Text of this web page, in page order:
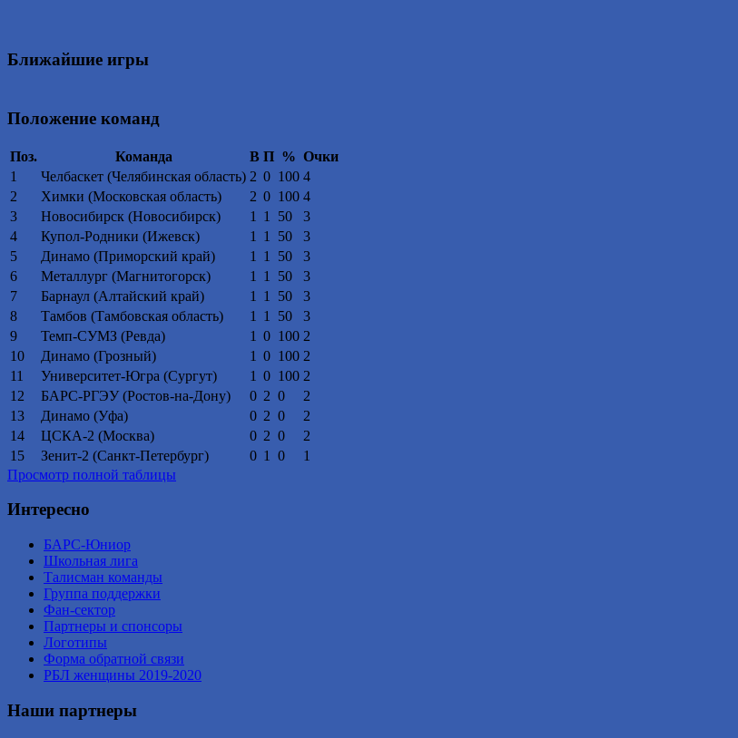
Ближайшие игры
Положение команд
Поз. Команда В П % Очки
1
Челбаскет (Челябинская область) 2 0 100 4
2
Химки (Московская область) 2 0 100 4
3
Новосибирск (Новосибирск) 1 1 50
3
4
Купол-Родники (Ижевск) 1 1 50
3
5
Динамо (Приморский край) 1 1 50
3
6
Металлург (Магнитогорск) 1 1 50
3
7
Барнаул (Алтайский край) 1 1 50
3
8
Тамбов (Тамбовская область) 1 1 50
3
9
Темп-СУМЗ (Ревда) 1 0 100 2
10
Динамо (Грозный) 1 0 100 2
11
Университет-Югра (Сургут) 1 0 100 2
12
БАРС-РГЭУ (Ростов-на-Дону) 0 2 0
2
13
Динамо (Уфа) 0 2 0
2
14
ЦСКА-2 (Москва) 0 2 0
2
15
Зенит-2 (Санкт-Петербург) 0 1 0
1
Просмотр полной таблицы
Интересно
БАРС-Юниор
Школьная лига
Талисман команды
Группа поддержки
Фан-сектор
Партнеры и спонсоры
Логотипы
Форма обратной связи
РБЛ женщины 2019-2020
Наши партнеры